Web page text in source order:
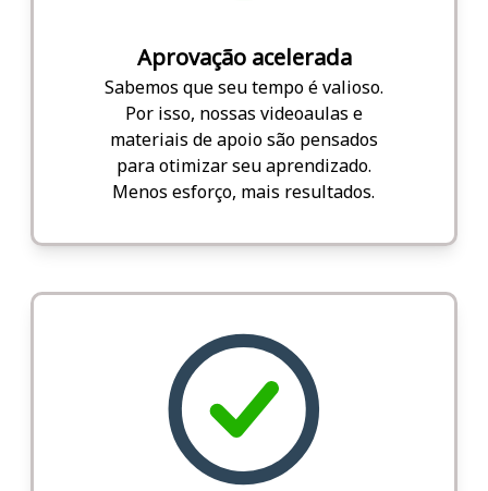
Aprovação acelerada
Sabemos que seu tempo é valioso.
Por isso, nossas videoaulas e
materiais de apoio são pensados
para otimizar seu aprendizado.
Menos esforço, mais resultados.